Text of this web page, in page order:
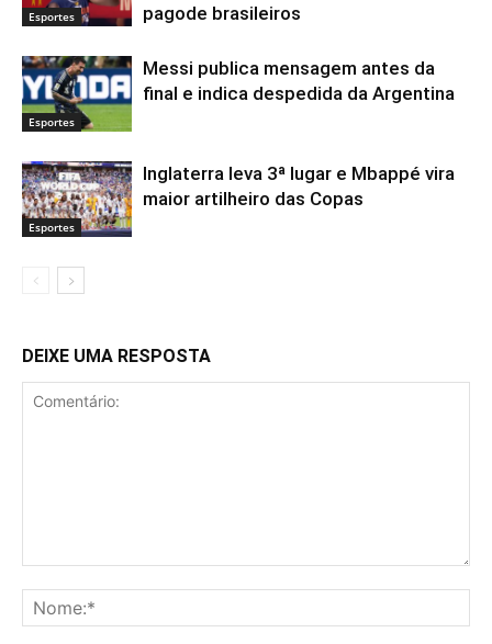
Esportes
pagode brasileiros
Esportes
Messi publica mensagem antes da
final e indica despedida da Argentina
Esportes
Inglaterra leva 3ª lugar e Mbappé vira
maior artilheiro das Copas
DEIXE UMA RESPOSTA